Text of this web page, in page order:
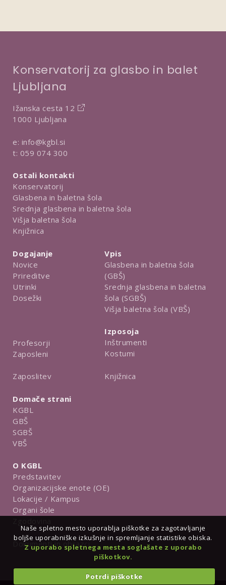
Konservatorij za glasbo in balet
Ljubljana
Ižanska cesta 12
1000 Ljubljana
e: info@kgbl.si
t: 059 074 300
Ostali kontakti
Konservatorij
Glasbena in baletna šola
Srednja glasbena in baletna šola
Višja baletna šola
Knjižnica
Dogajanje
Novice
Prireditve
Utrinki
Dosežki
Profesorji
Zaposleni
Zaposlitev
Vpis
Glasbena in baletna šola
(GBŠ)
Srednja glasbena in baletna
šola (SGBŠ)
Višja baletna šola (VBŠ)
Izposoja
Inštrumenti
Kostumi
Knjižnica
Domače strani
KGBL
GBŠ
SGBŠ
VBŠ
O KGBL
Predstavitev
Organizacijske enote (OE)
Lokacije / Kampus
Organi šole
Dokumenti in obrazci
Naše spletno mesto uporablja piškotke za zagotavljanje
boljše uporabniške izkušnje in spremljanje statistike obiska.
Z uporabo spletnega mesta soglašate z uporabo
piškotkov.
Potrdi piškotke